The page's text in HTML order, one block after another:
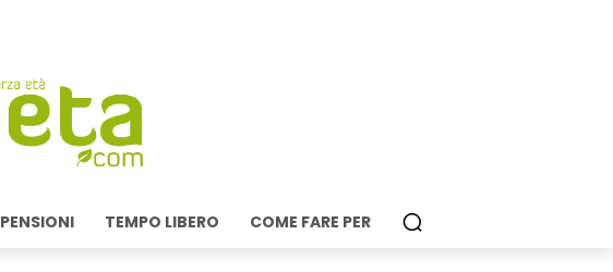
PENSIONI TEMPO LIBERO COME FARE PER